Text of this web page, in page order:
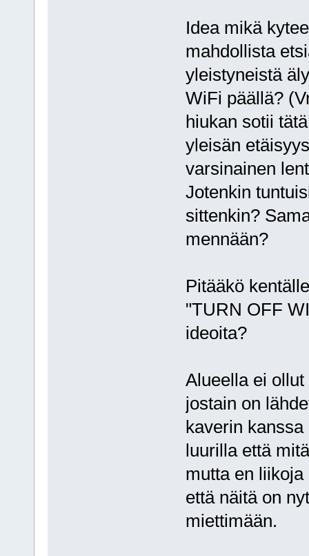
Idea mikä
mahdollista
yleistyneistä
WiFi päällä?
hiukan sotii
yleisän
varsinainen
Jotenkin
sittenkin?
mennään?
Pitääkö
"TURN OFF
ideoita?
Alueella ei
jostain on
kaverin
luurilla että
mutta en
että näitä on
miettimään.